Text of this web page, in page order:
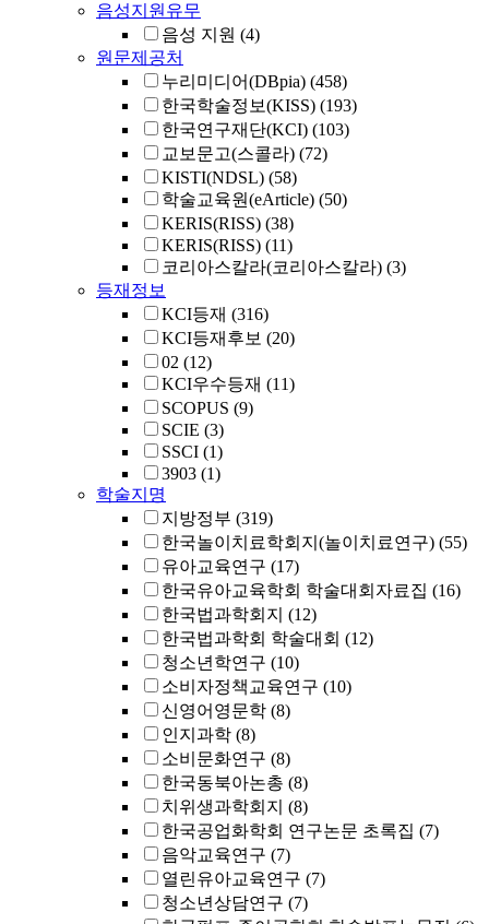
음성지원유무
음성 지원 (4)
원문제공처
누리미디어(DBpia) (458)
한국학술정보(KISS) (193)
한국연구재단(KCI) (103)
교보문고(스콜라) (72)
KISTI(NDSL) (58)
학술교육원(eArticle) (50)
KERIS(RISS) (38)
KERIS(RISS) (11)
코리아스칼라(코리아스칼라) (3)
등재정보
KCI등재 (316)
KCI등재후보 (20)
02 (12)
KCI우수등재 (11)
SCOPUS (9)
SCIE (3)
SSCI (1)
3903 (1)
학술지명
지방정부 (319)
한국놀이치료학회지(놀이치료연구) (55)
유아교육연구 (17)
한국유아교육학회 학술대회자료집 (16)
한국법과학회지 (12)
한국법과학회 학술대회 (12)
청소년학연구 (10)
소비자정책교육연구 (10)
신영어영문학 (8)
인지과학 (8)
소비문화연구 (8)
한국동북아논총 (8)
치위생과학회지 (8)
한국공업화학회 연구논문 초록집 (7)
음악교육연구 (7)
열린유아교육연구 (7)
청소년상담연구 (7)